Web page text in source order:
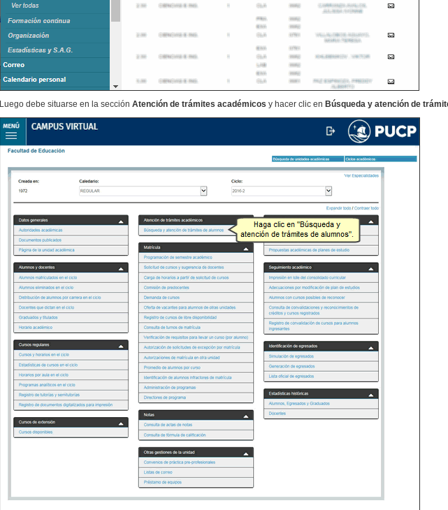
Luego debe situarse en la sección Atención de trámites académicos y hacer clic en Búsqueda y atención de